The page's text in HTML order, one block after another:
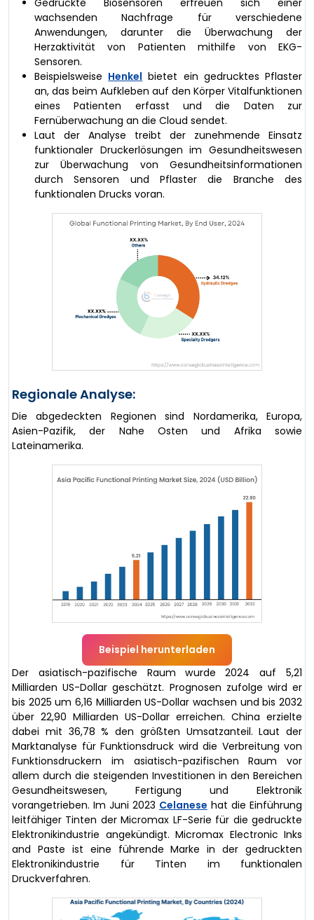
wachsenden Nachfrage für verschiedene
Anwendungen, darunter die Überwachung der
Herzaktivität von Patienten mithilfe von EKG-
Sensoren.
Beispielsweise Henkel bietet ein gedrucktes Pflaster
an, das beim Aufkleben auf den Körper Vitalfunktionen
eines Patienten erfasst und die Daten zur
Fernüberwachung an die Cloud sendet.
Laut der Analyse treibt der zunehmende Einsatz
funktionaler Druckerlösungen im Gesundheitswesen
zur Überwachung von Gesundheitsinformationen
durch Sensoren und Pflaster die Branche des
funktionalen Drucks voran.
Regionale Analyse:
Die abgedeckten Regionen sind Nordamerika, Europa,
Asien-Pazifik, der Nahe Osten und Afrika sowie
Lateinamerika.
Beispiel herunterladen
Der asiatisch-pazifische Raum wurde 2024 auf 5,21
Milliarden US-Dollar geschätzt. Prognosen zufolge wird er
bis 2025 um 6,16 Milliarden US-Dollar wachsen und bis 2032
über 22,90 Milliarden US-Dollar erreichen. China erzielte
dabei mit 36,78 % den größten Umsatzanteil. Laut der
Marktanalyse für Funktionsdruck wird die Verbreitung von
Funktionsdruckern im asiatisch-pazifischen Raum vor
allem durch die steigenden Investitionen in den Bereichen
Gesundheitswesen, Fertigung und Elektronik
vorangetrieben. Im Juni 2023 Celanese hat die Einführung
leitfähiger Tinten der Micromax LF-Serie für die gedruckte
Elektronikindustrie angekündigt. Micromax Electronic Inks
and Paste ist eine führende Marke in der gedruckten
Elektronikindustrie für Tinten im funktionalen
Druckverfahren.